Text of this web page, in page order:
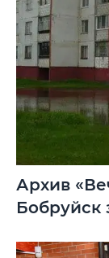
Архив
Бобруйск